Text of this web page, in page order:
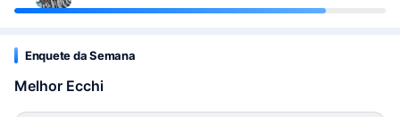
Enquete da Semana
Melhor Ecchi